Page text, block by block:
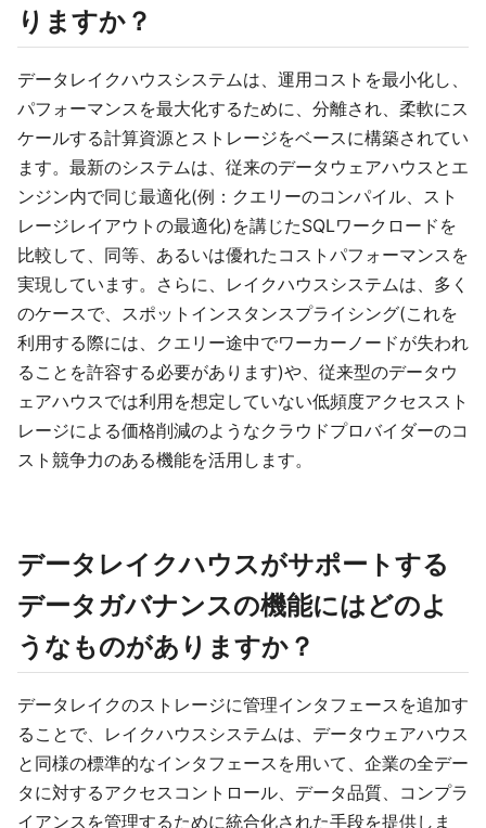
りますか？
データレイクハウスシステムは、運用コストを最小化し、
パフォーマンスを最大化するために、分離され、柔軟にス
ケールする計算資源とストレージをベースに構築されてい
ます。最新のシステムは、従来のデータウェアハウスとエ
ンジン内で同じ最適化(例：クエリーのコンパイル、スト
レージレイアウトの最適化)を講じたSQLワークロードを
比較して、同等、あるいは優れたコストパフォーマンスを
実現しています。さらに、レイクハウスシステムは、多く
のケースで、スポットインスタンスプライシング(これを
利用する際には、クエリー途中でワーカーノードが失われ
ることを許容する必要があります)や、従来型のデータウ
ェアハウスでは利用を想定していない低頻度アクセススト
レージによる価格削減のようなクラウドプロバイダーのコ
スト競争力のある機能を活用します。
データレイクハウスがサポートする
データガバナンスの機能にはどのよ
うなものがありますか？
データレイクのストレージに管理インタフェースを追加す
ることで、レイクハウスシステムは、データウェアハウス
と同様の標準的なインタフェースを用いて、企業の全デー
タに対するアクセスコントロール、データ品質、コンプラ
イアンスを管理するために統合化された手段を提供しま